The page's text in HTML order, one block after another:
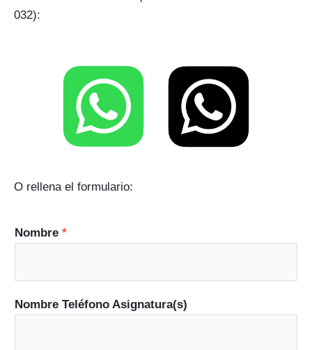
032):
O rellena el formulario:
Nombre *
Nombre Teléfono Asignatura(s)